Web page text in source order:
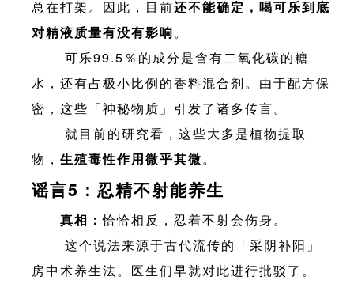
总在打架。因此，目前还不能确定，喝可乐到底
对精液质量有没有影响。
可乐99.5％的成分是含有二氧化碳的糖
水，还有占极小比例的香料混合剂。由于配方保
密，这些「神秘物质」引发了诸多传言。
就目前的研究看，这些大多是植物提取
物， 生殖毒性作用微乎其微。
谣言5：忍精不射能养生
真相：恰恰相反，忍着不射会伤身。
这个说法来源于古代流传的「采阴补阳」
房中术养生法。医生们早就对此进行批驳了。